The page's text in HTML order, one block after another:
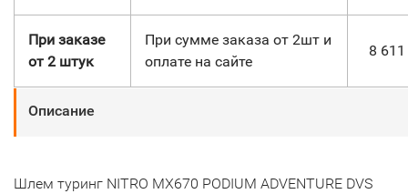
При заказе
от 2 штук
При сумме заказа от 2шт и
оплате на сайте
8 611
Описание
Шлем туринг NITRO MX670 PODIUM ADVENTURE DVS